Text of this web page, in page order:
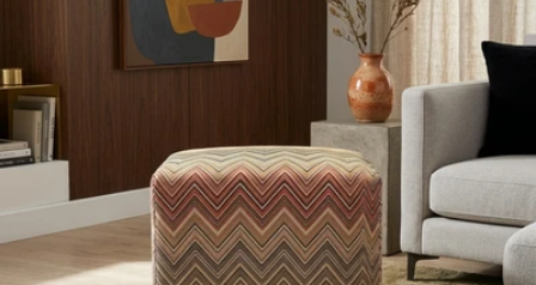
medyasını modda açın